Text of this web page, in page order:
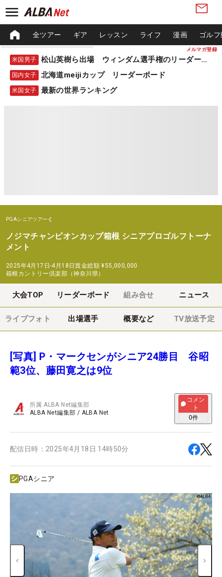
メルマガ登録
全ツアー ギア レッスン ライフ 漫画 ゴル
米国男子 松山英樹ら出場 ウィンダム選手権のリーダーボード
国内女子 北海道meijiカップ リーダーボード
米国女子 最新の世界ランキング
PGAシニアツアー
ノジマチャンピオンカップ箱根 シニアプロゴルフトーナ
メント
2025年4月17日-4月18日賞金総額 ¥55,000,000
箱根カントリー倶楽部（神奈川県）
大会TOP リーダーボード 組み合せ ニュース
ライブフォト 出場選手 概要など TV放送予定
[写真] P・マークセンがシニア24勝目 谷昭
範3位、藤田寛之は9位
所属ALBA Net編集部
ALBA Net編集部 / ALBA Net
コメン
ト
0件
配信日時： 2025年4月18日 14時50分
PGAシニア